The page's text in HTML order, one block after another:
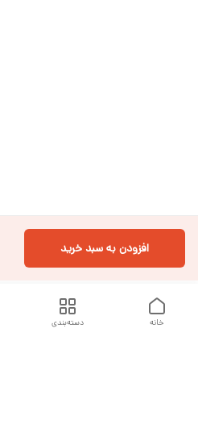
افزودن به سبد خرید
دسته‌بندی خانه